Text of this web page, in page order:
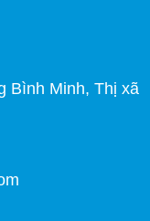
Bình Minh, Thị xã